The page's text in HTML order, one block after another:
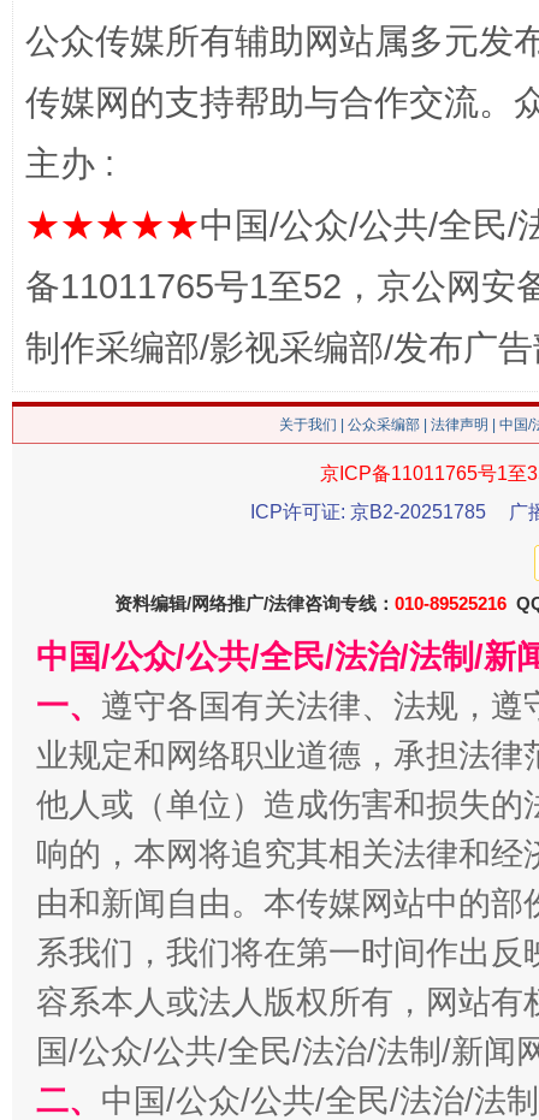
在谋一域中谋全局
今
公众传媒所有辅助网站属多元发
传媒网的支持帮助与合作交流。
主办 :
★★★★★中国/公众/公共/全民/
备11011765号1至52，京公网安
制作采编部/影视采编部/发布广
关于我们 公众采编部 法律声明 | 中国
京ICP备11011765号1至
ICP许可证: 京B2-20251785
广
资料编辑/网络推广/法律咨询专线： 010-89525216
中国/公众/公共/全民/法治/法制/新
一、 遵守各国有关法律、法规，
业规定和网络职业道德，承担法
他人或（单位）造成伤害和损失
响的，本网将追究其相关法律和
由和新闻自由。本传媒网站中的
系我们，我们将在第一时间作出
容系本人或法人版权所有，网站
国/公众/公共/全民/法治/法制/新闻
二、 中国/公众/公共/全民/法治/法